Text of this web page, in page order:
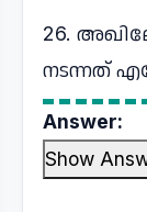
26.
നടന്നത്
Answer:
Show